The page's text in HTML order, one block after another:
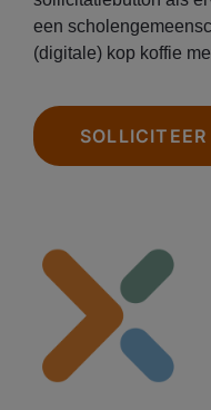
een
(digitale) kop koffie
SOLLICITEER